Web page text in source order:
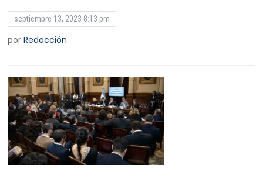
septiembre 13, 2023 8:13 pm
porRedacción